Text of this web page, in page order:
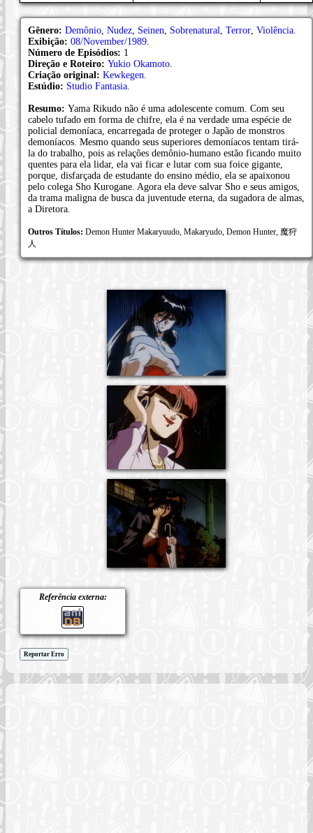
Gênero: Demônio Nudez Seinen Sobrenatural Terror Violência
Exibição: 08/November/1989
Número de Episódios: 1
Direção e Roteiro: Yukio Okamoto
Criação original: Kewkegen
Estúdio: Studio Fantasia
Resumo: Yama Rikudo não é uma adolescente comum. Com seu
cabelo tufado em forma de chifre, ela é na verdade uma espécie de
policial demoníaca, encarregada de proteger o Japão de monstros
demoníacos. Mesmo quando seus superiores demoníacos tentam tirá-
la do trabalho, pois as relações demônio-humano estão ficando muito
quentes para ela lidar, ela vai ficar e lutar com sua foice gigante,
porque, disfarçada de estudante do ensino médio, ela se apaixonou
pelo colega Sho Kurogane. Agora ela deve salvar Sho e seus amigos,
da trama maligna de busca da juventude eterna, da sugadora de almas,
a Diretora.
Outros Títulos: Demon Hunter Makaryuudo, Makaryudo, Demon Hunter, 魔狩
人
Referência externa:
Reportar Erro